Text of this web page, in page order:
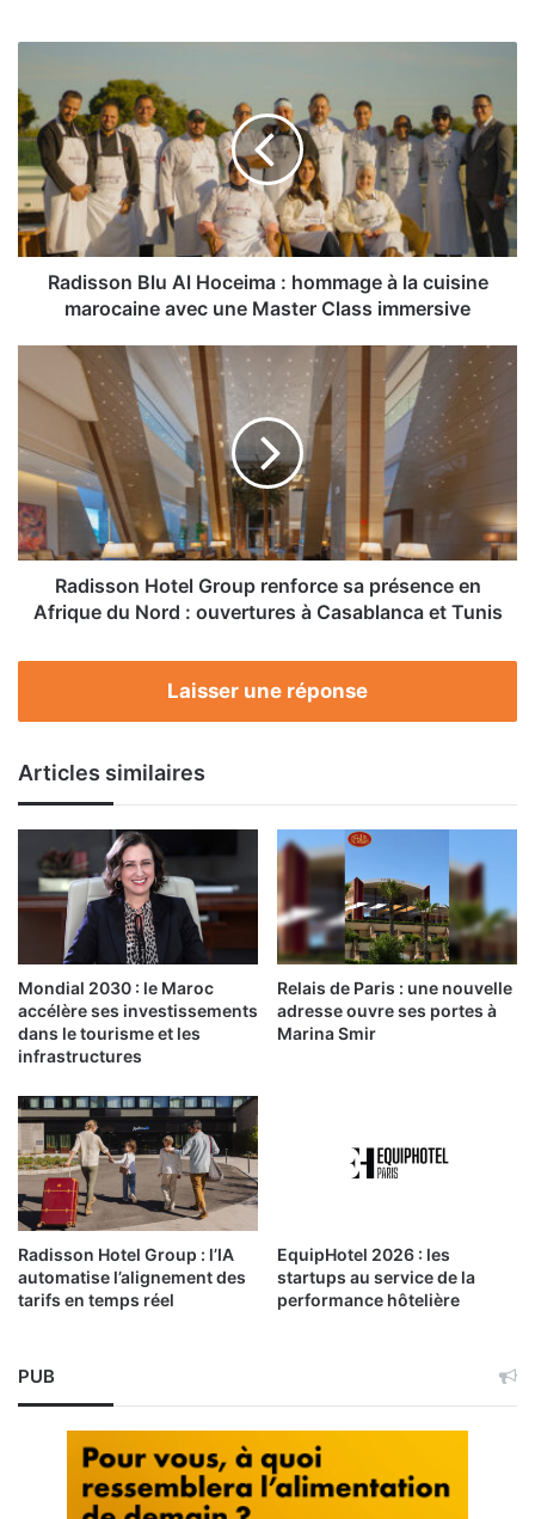
Al
Hoceima
:
hommage
à
la
cuisine
marocaine
Master
Class
immersive
Radisson Blu Al Hoceima : hommage à la cuisine
marocaine avec une Master Class immersive
Radisson
Hotel
Group
renforce
sa
présence
en
Afrique
du
Nord :
ouvertures
Casablanca
Radisson Hotel Group renforce sa présence en
Afrique du Nord : ouvertures à Casablanca et Tunis
Laisser une réponse
Articles similaires
Mondial 2030 : le Maroc
accélère ses investissements
dans le tourisme et les
infrastructures
Relais de Paris : une nouvelle
adresse ouvre ses portes à
Marina Smir
Radisson Hotel Group : l’IA
automatise l’alignement des
tarifs en temps réel
EquipHotel 2026 : les
startups au service de la
performance hôtelière
PUB